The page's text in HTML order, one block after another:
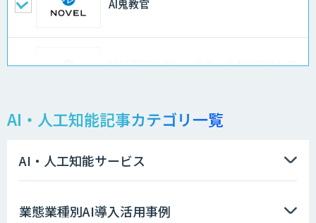
AI鬼教官
設計不明の古いシステムをAIが解析して
AIエージェント開発支援
AI・人工知能記事カテゴリ一覧
AI・人工知能サービス
業態業種別AI導入活用事例